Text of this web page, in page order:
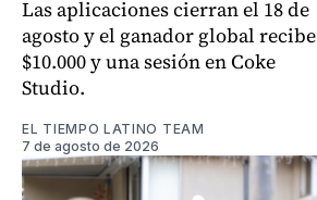
Las aplicaciones cierran el 18 de
agosto y el ganador global recibe
$10.000 y una sesión en Coke
Studio.
EL TIEMPO LATINO TEAM
7 de agosto de 2026